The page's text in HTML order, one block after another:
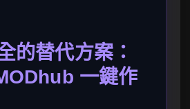
的替代方案：
一鍵作